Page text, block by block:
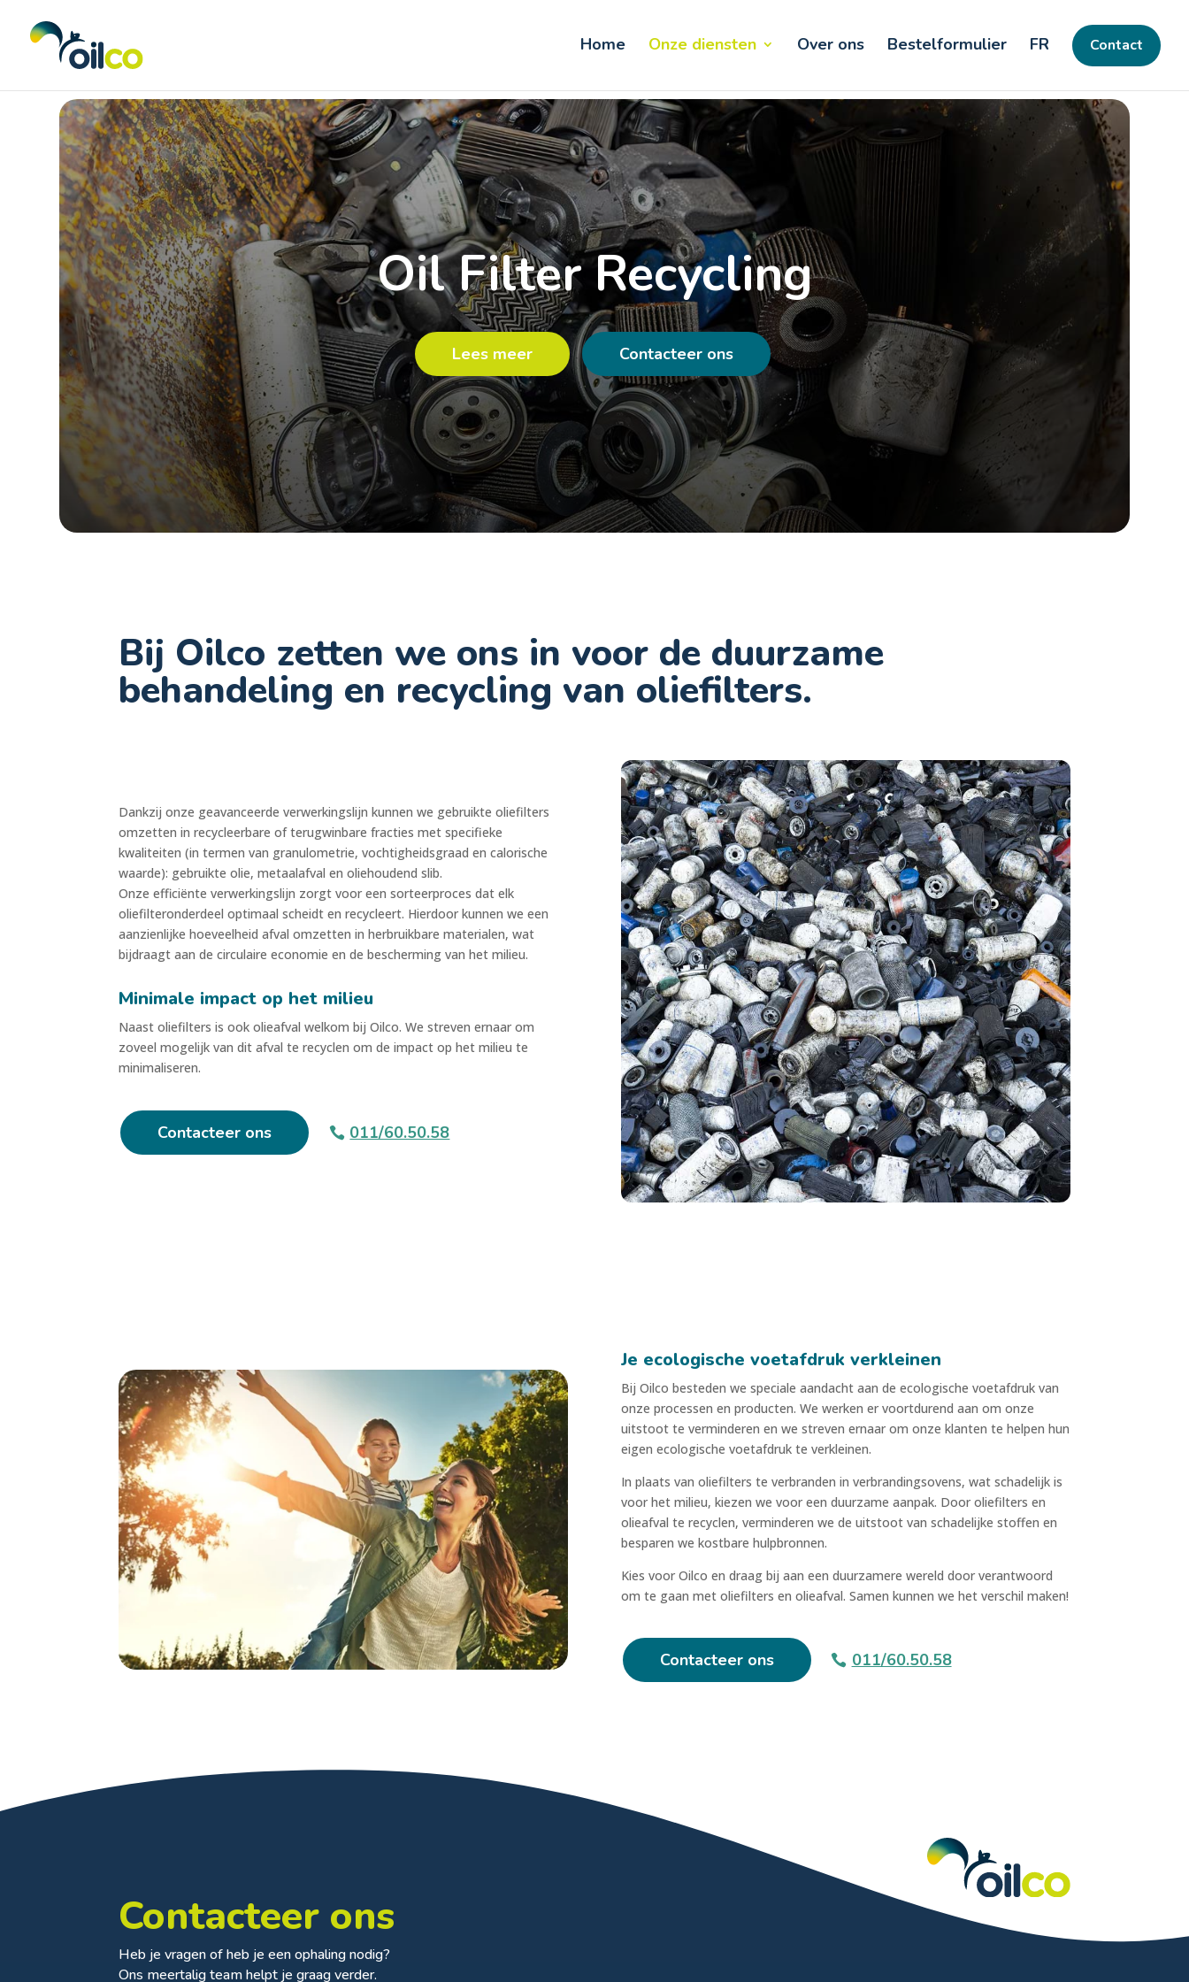
Home Onze diensten Over ons Bestelformulier FR Contact
Oil Filter Recycling
Lees meer Contacteer ons
Bij Oilco zetten we ons in voor de duurzame
behandeling en recycling van oliefilters.
Dankzij onze geavanceerde verwerkingslijn kunnen we gebruikte oliefilters
omzetten in recycleerbare of terugwinbare fracties met specifieke
kwaliteiten (in termen van granulometrie, vochtigheidsgraad en calorische
waarde): gebruikte olie, metaalafval en oliehoudend slib.
Onze efficiënte verwerkingslijn zorgt voor een sorteerproces dat elk
oliefilteronderdeel optimaal scheidt en recycleert. Hierdoor kunnen we een
aanzienlijke hoeveelheid afval omzetten in herbruikbare materialen, wat
bijdraagt aan de circulaire economie en de bescherming van het milieu.
Minimale impact op het milieu
Naast oliefilters is ook olieafval welkom bij Oilco. We streven ernaar om
zoveel mogelijk van dit afval te recyclen om de impact op het milieu te
minimaliseren.
Contacteer ons 011/60.50.58
Je ecologische voetafdruk verkleinen
Bij Oilco besteden we speciale aandacht aan de ecologische voetafdruk van
onze processen en producten. We werken er voortdurend aan om onze
uitstoot te verminderen en we streven ernaar om onze klanten te helpen hun
eigen ecologische voetafdruk te verkleinen.
In plaats van oliefilters te verbranden in verbrandingsovens, wat schadelijk is
voor het milieu, kiezen we voor een duurzame aanpak. Door oliefilters en
olieafval te recyclen, verminderen we de uitstoot van schadelijke stoffen en
besparen we kostbare hulpbronnen.
Kies voor Oilco en draag bij aan een duurzamere wereld door verantwoord
om te gaan met oliefilters en olieafval. Samen kunnen we het verschil maken!
Contacteer ons 011/60.50.58
Contacteer ons
Heb je vragen of heb je een ophaling nodig?
Ons meertalig team helpt je graag verder.